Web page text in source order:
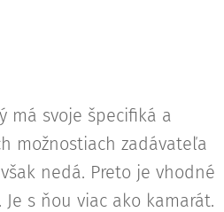
má svoje špecifiká a
možnostiach zadávateľa
nedá. Preto je vhodné
s ňou viac ako kamarát.